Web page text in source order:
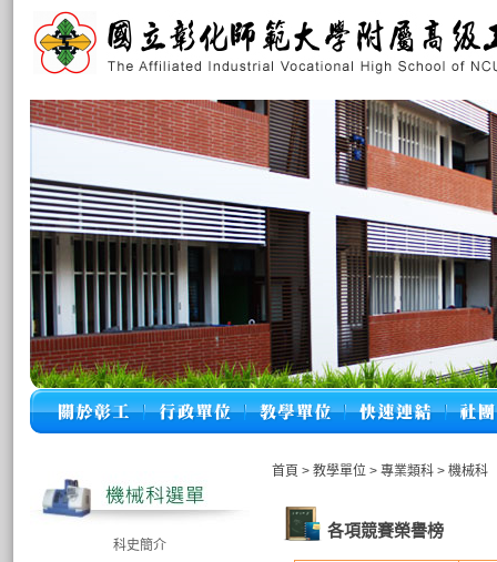
科史簡介
首頁 > 教學單位 > 專業類科 > 機械科
各項競賽榮譽榜